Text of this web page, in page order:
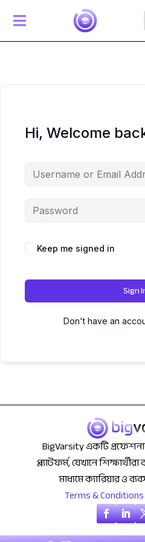

Hi, Welcome
Keep me signed in
Sign
Don't have an
BigVarsity একটি
প্ল্যাটফর্ম, যেখানে
মাধ্যমে ক্যারিয়ার ও
Terms & Conditions